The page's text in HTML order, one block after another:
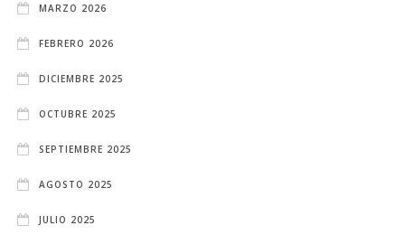
MARZO 2026
FEBRERO 2026
DICIEMBRE 2025
OCTUBRE 2025
SEPTIEMBRE 2025
AGOSTO 2025
JULIO 2025